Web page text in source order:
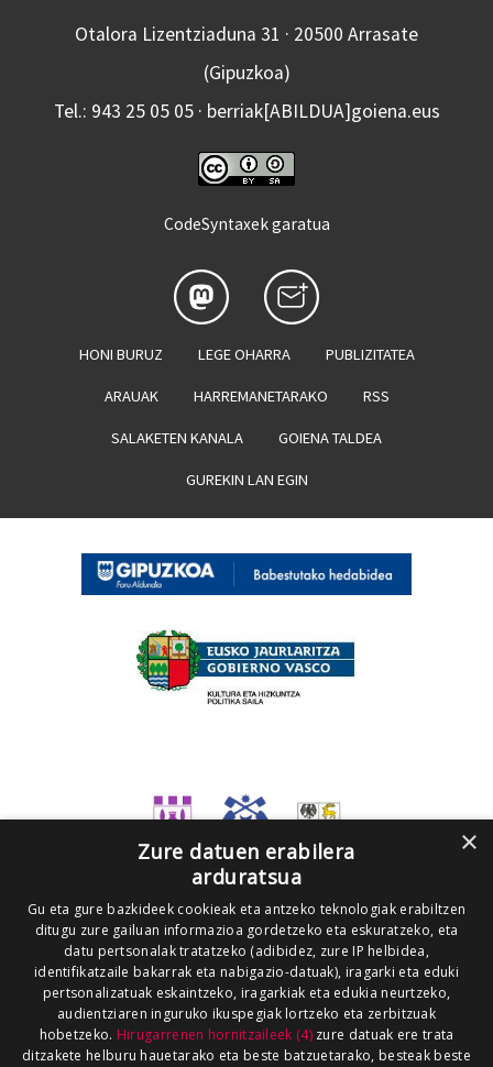
Otalora Lizentziaduna 31 · 20500 Arrasate
(Gipuzkoa)
Tel.: 943 25 05 05 · berriak[ABILDUA]goiena.eus
CodeSyntaxek garatua
HONI BURUZ LEGE OHARRA PUBLIZITATEA
ARAUAK HARREMANETARAKO RSS
SALAKETEN KANALA GOIENA TALDEA
GUREKIN LAN EGIN
×
Zure datuen erabilera
arduratsua
Gu eta gure bazkideek cookieak eta antzeko teknologiak erabiltzen
ditugu zure gailuan informazioa gordetzeko eta eskuratzeko, eta
datu pertsonalak tratatzeko (adibidez, zure IP helbidea,
identifikatzaile bakarrak eta nabigazio-datuak), iragarki eta eduki
pertsonalizatuak eskaintzeko, iragarkiak eta edukia neurtzeko,
audientziaren inguruko ikuspegiak lortzeko eta zerbitzuak
hobetzeko. Hirugarrenen hornitzaileek (4)zure datuak ere trata
ditzakete helburu hauetarako eta beste batzuetarako, besteak beste